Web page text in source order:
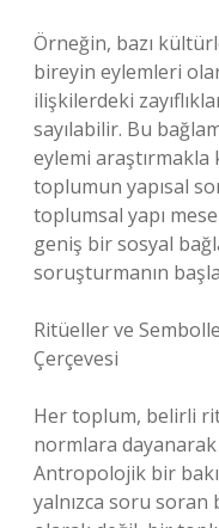
Örneğin, bazı
bireyin eylemleri
ilişkilerdeki
sayılabilir. Bu
eylemi araştırmakla
toplumun yapısal
toplumsal yapı
geniş bir sosyal
soruşturmanın
Ritüeller ve
Çerçevesi
Her toplum, belirli
normlara
Antropolojik bir
yalnızca soru soran